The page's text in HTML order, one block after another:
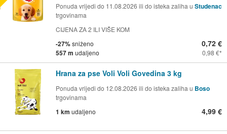
Ponuda vrijedi do 11.08.2026 ili do isteka zaliha u Studenac
trgovinama
CIJENA ZA 2 ILI VIŠE KOM
-27%sniženo
557 m udaljeno
0,72 €
0,98 €
Hrana za pse Voli Voli Govedina 3 kg
Ponuda vrijedi do 12.08.2026 ili do isteka zaliha u Boso
trgovinama
1 km udaljeno 4,99 €